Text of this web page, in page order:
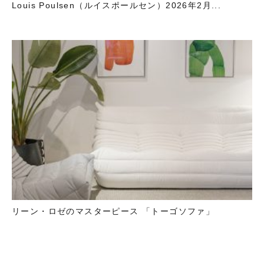
Louis Poulsen（ルイスポールセン）2026年2月...
リーン・ロゼのマスターピース 「トーゴソファ」